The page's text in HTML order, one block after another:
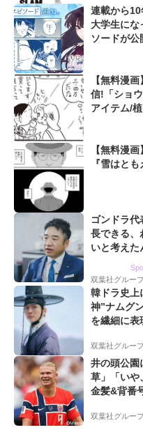
連載から10
大学生にな
ソードが
【無料漫
信!「ショ
アイテム/
【無料漫
『雪はとも
ゴンドラ代
長できる、
いと考えた
双葉社グルー
韓ドラ史上
神”ナムグ
を繊細に表
双葉社グルー
井の頭公園
草」「いや
金髪&背番
ー”映像が
双葉社グルー